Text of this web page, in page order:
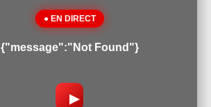
● EN DIRECT
{"message":"Not Found"}
▶